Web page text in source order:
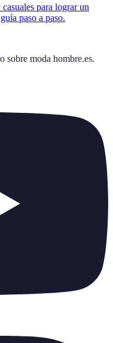
para lograr un
paso a paso.
sobre moda hombre.es.